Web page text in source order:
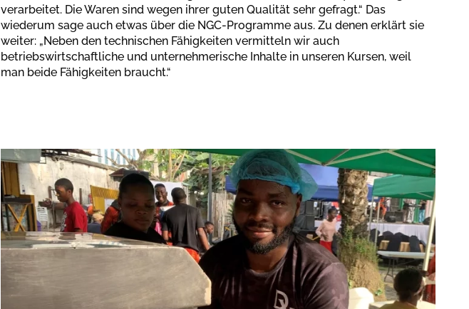
verarbeitet. Die Waren sind wegen ihrer guten Qualität sehr gefragt.“ Das
wiederum sage auch etwas über die NGC-Programme aus. Zu denen erklärt sie
weiter: „Neben den technischen Fähigkeiten vermitteln wir auch
betriebswirtschaftliche und unternehmerische Inhalte in unseren Kursen, weil
man beide Fähigkeiten braucht.“